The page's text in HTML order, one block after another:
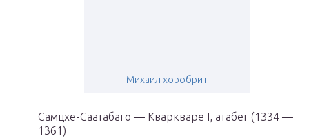
Михаил хоробрит
Самцхе-Саатабаго — Кваркваре I, атабег (1334 —
1361)